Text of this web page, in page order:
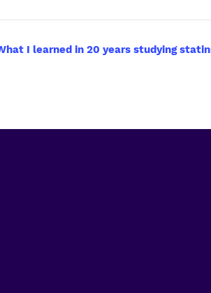
I learned in 20 years studying